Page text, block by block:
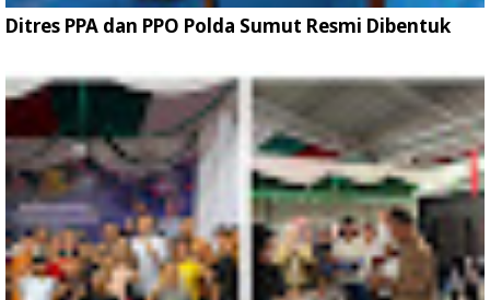
Ditres PPA dan PPO Polda Sumut Resmi Dibentuk